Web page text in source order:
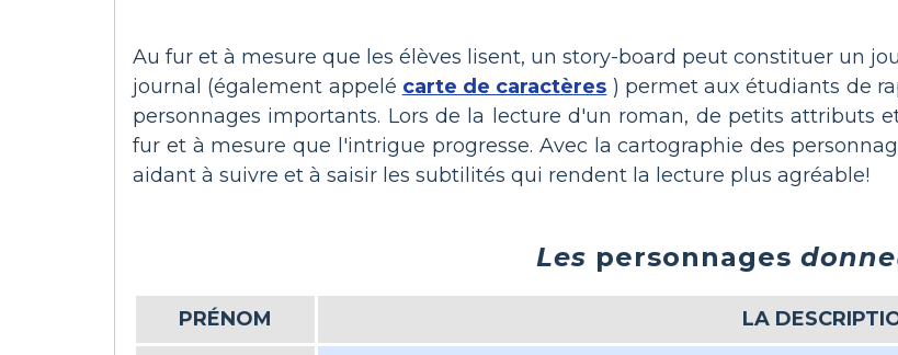
Au fur et à mesure que les élèves lisent, un story-board peut constituer un
journal (également appelé carte de caractères ) permet aux étudiants de
personnages importants. Lors de la lecture d'un roman, de petits attributs
fur et à mesure que l'intrigue progresse. Avec la cartographie des
aidant à suivre et à saisir les subtilités qui rendent la lecture plus agréable!
Les personnages
PRÉNOM LA